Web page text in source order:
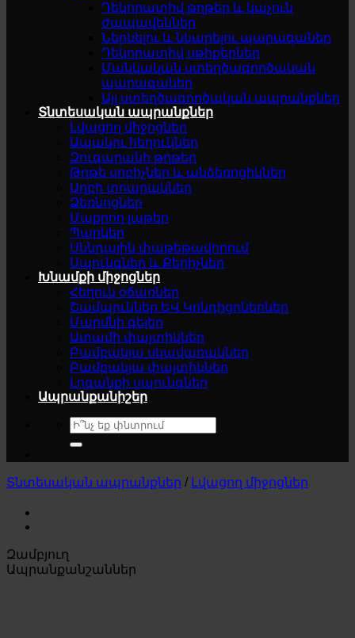
Դեկորատիվ թղթեր և կպչուն
ժապավեններ
Ներկելու և նկարելու պարագաներ
Դեկորատիվ սթիքերներ
Մանկական ստեղծագործական
պարագաներ
Այլ ստեղծագործական ապրանքներ
Տնտեսական ապրանքներ
Լվացող միջոցներ
Ապակու հեղուկներ
Զուգարանի թղթեր
Թղթե սրբիչներ և անձեռոցիկներ
Աղբի տոպրակներ
Ձեռնոցներ
Մաքրող լաթեր
Պարկեր
Սննդային փաթեթավորում
Սպունգներ և Քերիչներ
Խնամքի միջոցներ
Հեղուկ օճառներ
Շամպուններ ԵՎ Կոնդիցոներներ
Մարմնի գելեր
Ատամի փայտիկներ
Բամբակյա սկավառակներ
Բամբակյա փայտիկներ
Լոգանքի սպունգներ
Ապրանքանիշեր
Search
for:
Տնտեսական ապրանքներ / Լվացող միջոցներ
Զամբյուղ
Ապրանքանշաններ